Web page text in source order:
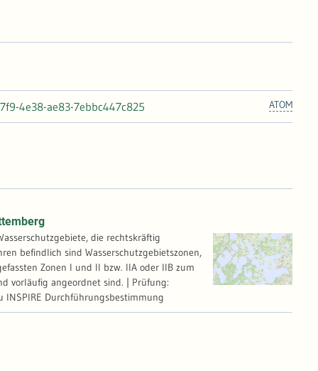
ATOM
4e38-ae83-7ebbc447c825
die rechtskräftig
befindlich sind Wasserschutzgebietszonen,
Zonen I und II bzw. IIA oder IIB zum
vorläufig angeordnet sind. | Prüfung:
Durchführungsbestimmung